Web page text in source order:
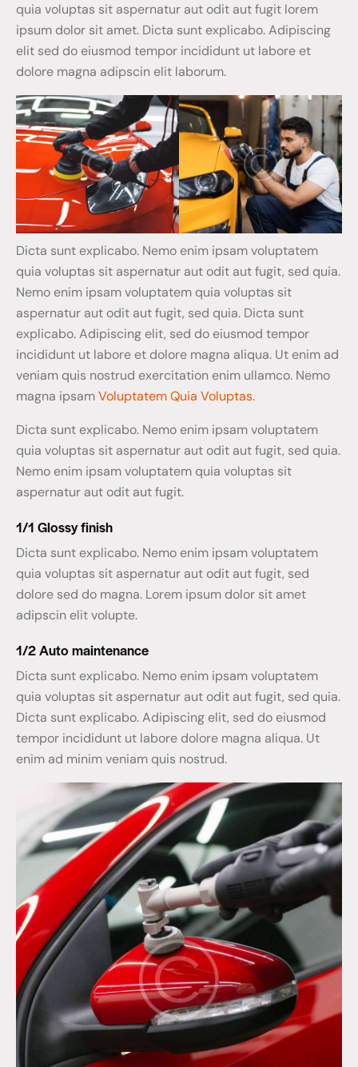
quia voluptas sit aspernatur aut odit aut fugit lorem
ipsum dolor sit amet. Dicta sunt explicabo. Adipiscing
elit sed do eiusmod tempor incididunt ut labore et
dolore magna adipscin elit laborum.
Dicta sunt explicabo. Nemo enim ipsam voluptatem
quia voluptas sit aspernatur aut odit aut fugit, sed quia.
Nemo enim ipsam voluptatem quia voluptas sit
aspernatur aut odit aut fugit, sed quia. Dicta sunt
explicabo. Adipiscing elit, sed do eiusmod tempor
incididunt ut labore et dolore magna aliqua. Ut enim ad
veniam quis nostrud exercitation enim ullamco. Nemo
magna ipsamVoluptatem Quia Voluptas.
Dicta sunt explicabo. Nemo enim ipsam voluptatem
quia voluptas sit aspernatur aut odit aut fugit, sed quia.
Nemo enim ipsam voluptatem quia voluptas sit
aspernatur aut odit aut fugit.
1/1 Glossy finish
Dicta sunt explicabo. Nemo enim ipsam voluptatem
quia voluptas sit aspernatur aut odit aut fugit, sed
dolore sed do magna. Lorem ipsum dolor sit amet
adipscin elit volupte.
1/2 Auto maintenance
Dicta sunt explicabo. Nemo enim ipsam voluptatem
quia voluptas sit aspernatur aut odit aut fugit, sed quia.
Dicta sunt explicabo. Adipiscing elit, sed do eiusmod
tempor incididunt ut labore dolore magna aliqua. Ut
enim ad minim veniam quis nostrud.